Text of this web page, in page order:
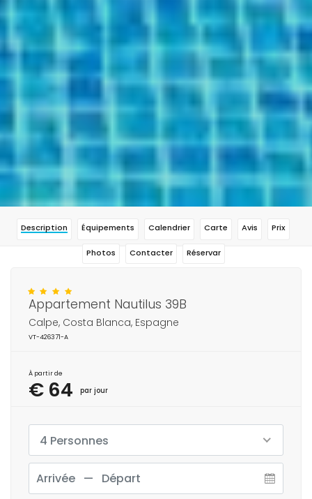
Description Équipements Calendrier Carte Avis Prix
Photos Contacter Réservar
Appartement Nautilus 39B
Calpe, Costa Blanca, Espagne
VT-426371-A
À partir de
€ 64 par jour
4 Personnes